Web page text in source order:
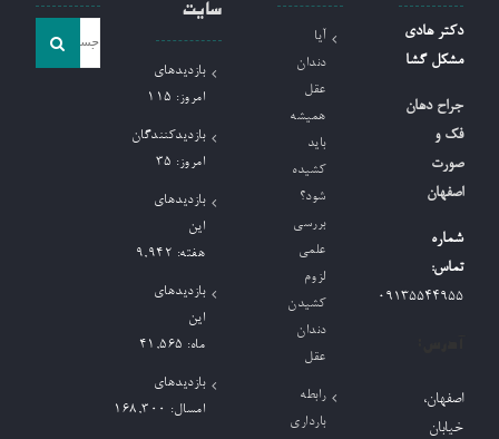
دکتر هادی
مشکل گشا
جراح دهان
فک و
صورت
اصفهان
شماره
تماس:
09135544955
اصفهان،
خیابان
آیا
دندان
عقل
همیشه
باید
کشیده
شود؟
بررسی
علمی
لزوم
کشیدن
دندان
عقل
رابطه
بارداری
سایت
بازدیدهای
امروز: 115
بازدیدکنندگان
امروز: 35
بازدیدهای
این
هفته: 9,942
بازدیدهای
این
ماه: 41,565
بازدیدهای
امسال: 168,300